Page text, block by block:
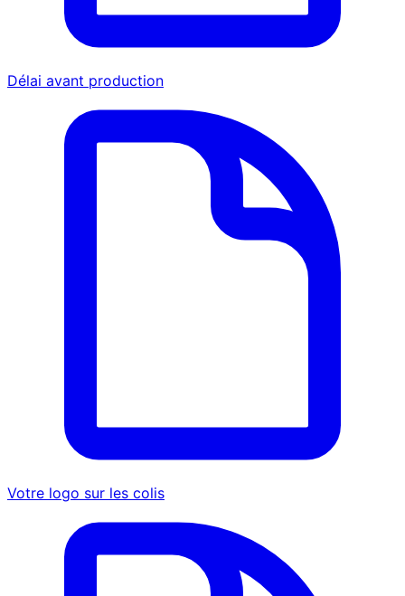
Délai avant production
Votre logo sur les colis